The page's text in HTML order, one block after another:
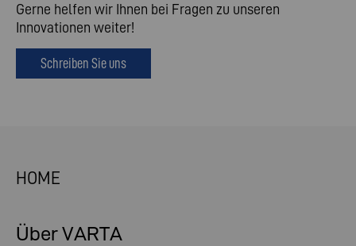
Gerne helfen wir Ihnen bei Fragen zu unseren
Innovationen weiter!
Schreiben Sie uns
HOME
Über VARTA